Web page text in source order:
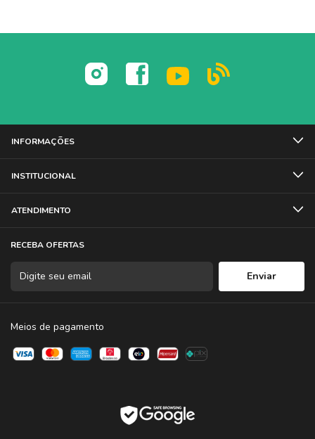
INFORMAÇÕES
INSTITUCIONAL
ATENDIMENTO
RECEBA OFERTAS
Meios de pagamento